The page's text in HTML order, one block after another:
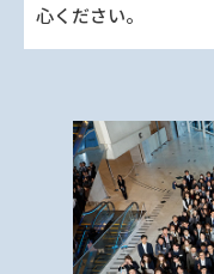
心ください。